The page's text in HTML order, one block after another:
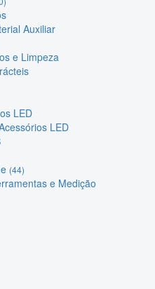
Auxiliar
e Limpeza
LED
LED
(44)
e Medição